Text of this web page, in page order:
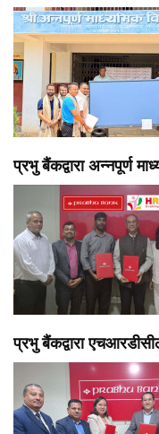
प्रभु बैंकद्वारा अन्नपूर्ण
प्रभु बैंकद्वारा